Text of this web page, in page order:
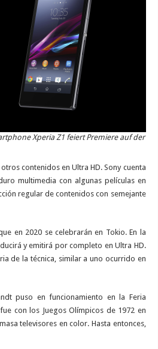
Xperia Z1 feiert Premiere auf der
contenidos en Ultra HD. Sony cuenta
multimedia con algunas películas en
regular de contenidos con semejante
en 2020 se celebrarán en Tokio. En la
y emitirá por completo en Ultra HD.
de la técnica, similar a uno ocurrido en
puso en funcionamiento en la Feria
con los Juegos Olímpicos de 1972 en
televisores en color. Hasta entonces,